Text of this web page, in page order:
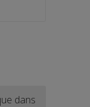
dans